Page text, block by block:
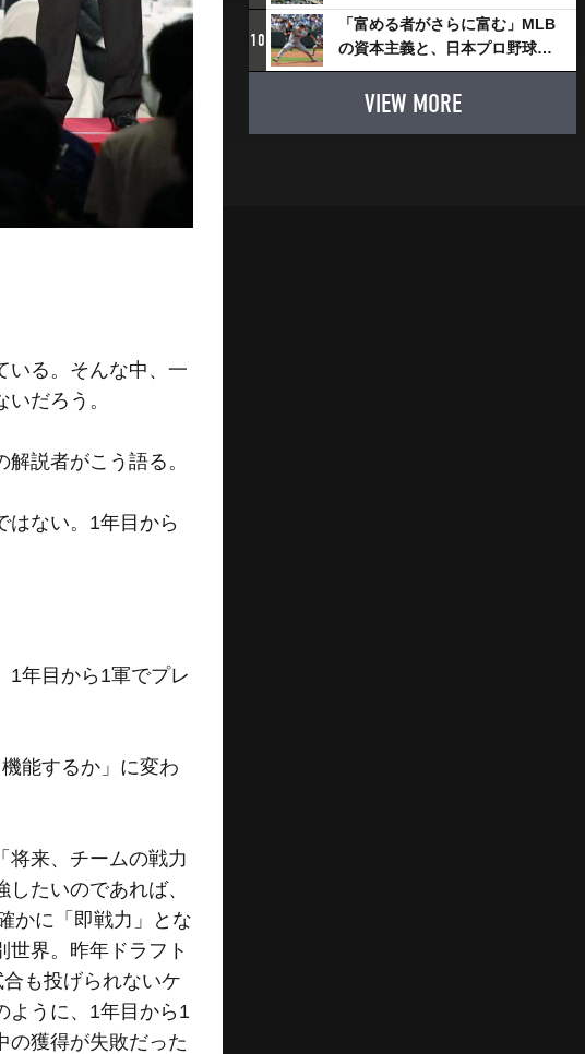
いる。そんな中、一
だろう。
説者がこう語る。
はない。1年目から
1年目から1軍でプレ
能するか」に変わ
将来、チームの戦力
たいのであれば、
かに「即戦力」とな
界。昨年ドラフト
も投げられないケ
ように、1年目から1
の獲得が失敗だった
とMUFGが“共創”し描く地域活
性化・社会価値創造の近未来図
とは
10
「富める者がさらに富む」MLB
の資本主義と、日本プロ野球が
踏み出せない一歩
VIEW MORE